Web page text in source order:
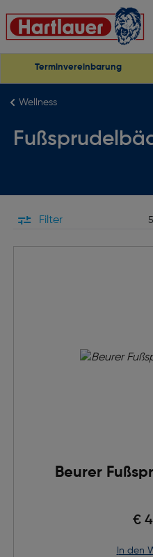
Terminvereinbarung
Wellness
Filter
Beurer
€
in den